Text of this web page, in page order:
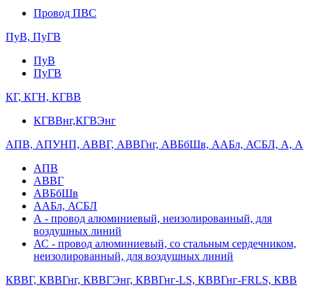
Провод ПВС
ПуВ, ПуГВ
ПуВ
ПуГВ
КГ, КГН, КГВВ
КГВВнг,КГВЭнг
АПВ, АПУНП, АВВГ, АВВГнг, АВБбШв, ААБл, АСБЛ, А, А
АПВ
АВВГ
АВБбШв
ААБл, АСБЛ
А - провод алюминиевый, неизолированный, для
воздушных линий
АС - провод алюминиевый, со стальным сердечником,
неизолированный, для воздушных линий
КВВГ, КВВГнг, КВВГЭнг, КВВГнг-LS, КВВГнг-FRLS, КВВ